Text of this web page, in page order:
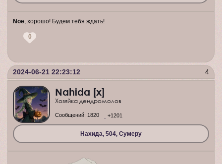
Noe, хорошо! Будем тебя ждать!
0
4
2024-06-21 22:23:12
Nahida [x]
Хозяйка дендромолов
Нахида, 504, Сумеру
Сообщений: 1820 +1201